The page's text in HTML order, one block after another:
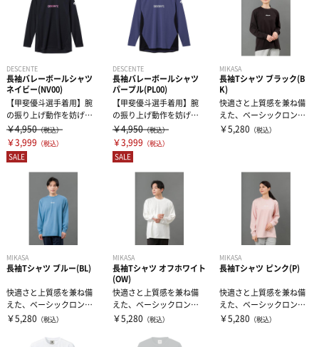
DESCENTE
長袖バレーボールシャツ
ネイビー(NV00)
【甲斐優斗選手着用】腕
の振り上げ動作を妨げな
い脇パーツの構造を採用
しています。胸...
￥4,950（税込）
￥3,999 （税込）
SALE
DESCENTE
長袖バレーボールシャツ
パープル(PL00)
【甲斐優斗選手着用】腕
の振り上げ動作を妨げな
い脇パーツの構造を採用
しています。胸...
￥4,950（税込）
￥3,999 （税込）
SALE
MIKASA
長袖Tシャツ ブラック(B
K)
快適さと上質感を兼ね備
えた、ベーシックロング
スリーブTシャツ程よいル
￥5,280 （税込）
MIKASA
長袖Tシャツ ブルー(BL)
快適さと上質感を兼ね備
えた、ベーシックロング
スリーブTシャツ程よいル
￥5,280 （税込）
MIKASA
長袖Tシャツ オフホワイト
(OW)
快適さと上質感を兼ね備
えた、ベーシックロング
スリーブTシャツ程よいル
￥5,280 （税込）
MIKASA
長袖Tシャツ ピンク(P)
快適さと上質感を兼ね備
えた、ベーシックロング
スリーブTシャツ程よいル
￥5,280 （税込）